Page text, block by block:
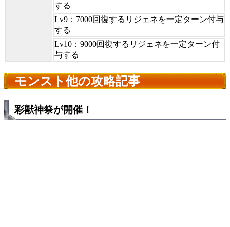
する
Lv9：7000回復するリジェネを一定ターン付与
する
Lv10：9000回復するリジェネを一定ターン付
与する
モンスト他の攻略記事
彩獣神祭が開催！